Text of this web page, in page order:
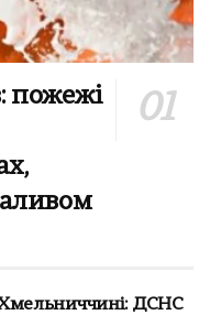
пожежі
Хмельниччині: ДСНС